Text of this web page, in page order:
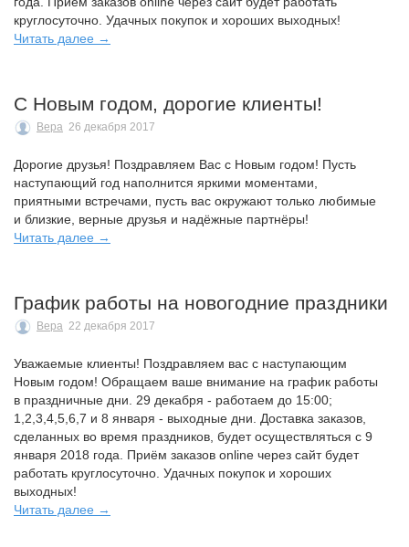
круглосуточно. Удачных покупок и хороших выходных!
Читать далее →
С Новым годом, дорогие клиенты!
Вера 26 декабря 2017
Дорогие друзья! Поздравляем Вас с Новым годом! Пусть
наступающий год наполнится яркими моментами,
приятными встречами, пусть вас окружают только любимые
и близкие, верные друзья и надёжные партнёры!
Читать далее →
График работы на новогодние праздники
Вера 22 декабря 2017
Уважаемые клиенты! Поздравляем вас с наступающим
Новым годом! Обращаем ваше внимание на график работы
в праздничные дни. 29 декабря - работаем до 15:00;
1,2,3,4,5,6,7 и 8 января - выходные дни. Доставка заказов,
сделанных во время праздников, будет осуществляться с 9
января 2018 года. Приём заказов online через сайт будет
работать круглосуточно. Удачных покупок и хороших
выходных!
Читать далее →